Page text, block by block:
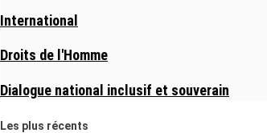
International
Droits de l'Homme
Dialogue national inclusif et souverain
Les plus récents